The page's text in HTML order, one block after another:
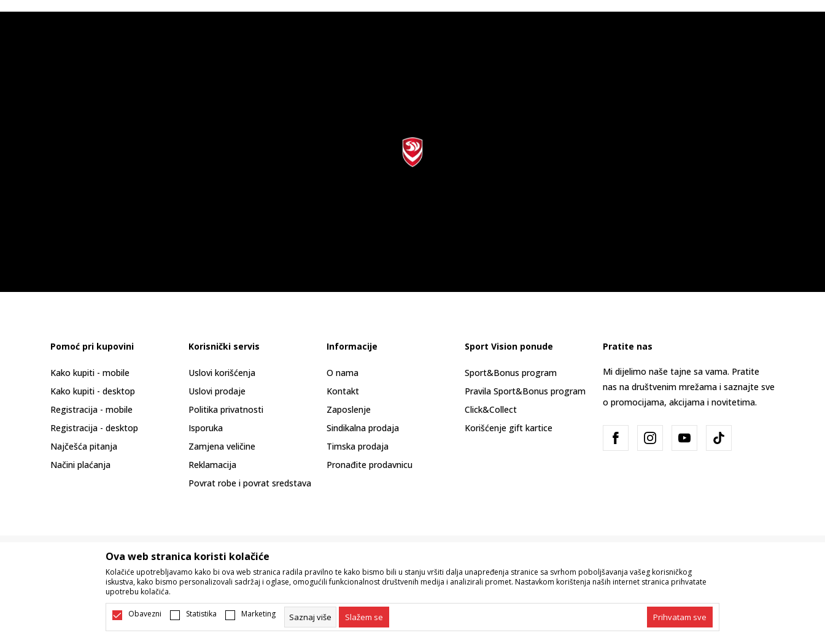
Pomoć pri kupovini
Kako kupiti - mobile
Kako kupiti - desktop
Registracija - mobile
Registracija - desktop
Najčešća pitanja
Načini plaćanja
Korisnički servis
Uslovi korišćenja
Uslovi prodaje
Politika privatnosti
Isporuka
Zamjena veličine
Reklamacija
Povrat robe i povrat sredstava
Informacije
O nama
Kontakt
Zaposlenje
Sindikalna prodaja
Timska prodaja
Pronađite prodavnicu
Sport Vision ponude
Sport&Bonus program
Pravila Sport&Bonus program
Click&Collect
Korišćenje gift kartice
Pratite nas
Mi dijelimo naše tajne sa vama. Pratite
nas na društvenim mrežama i saznajte sve
o promocijama, akcijama i novitetima.
Nastojimo da budemo što precizniji u opisu proizvoda, prikazu slika i samih cijena, ali ne možemo garantovati da su sve informacije kompletne i bez grešaka.
Svi artikli prikazani na sajtu su dio naše ponude i ne podrazumijeva da su dostupni u svakom trenutku. Raspoloživost robe možete provjeriti pozivom na broj
Ova web stranica koristi kolačiće
Kolačiće upotrebljavamo kako bi ova web stranica radila pravilno te kako bismo bili u stanju vršiti dalja unapređenja stranice sa svrhom poboljšavanja vašeg korisničkog
iskustva, kako bismo personalizovali sadržaj i oglase, omogućili funkcionalnost društvenih medija i analizirali promet. Nastavkom korištenja naših internet stranica prihvatate
upotrebu kolačića.
Obavezni Statistika Marketing Saznaj više Slažem se Prihvatam sve